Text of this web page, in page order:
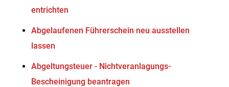
entrichten
Abgelaufenen Führerschein neu ausstellen
lassen
Abgeltungsteuer - Nichtveranlagungs-
Bescheinigung beantragen